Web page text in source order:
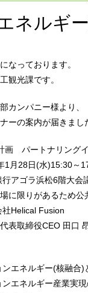
ネルギ
なっております。
観光課です。
カンパニー様より、
ーの案内が届きまし
画 パートナリング
28日(水)15:30～
ゴラ浜松6階大会
あるため公共の
Fusion
取締役CEO 田口
ネルギー(核融合)
ネルギー産業実現